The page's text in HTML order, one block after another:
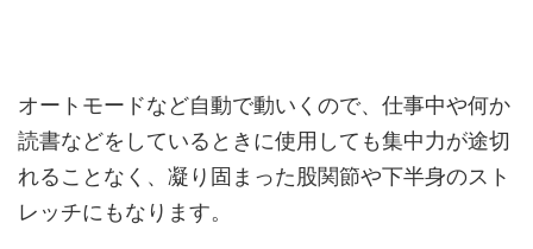
オートモードなど自動で動いくので、仕事中や何か
読書などをしているときに使用しても集中力が途切
れることなく、凝り固まった股関節や下半身のスト
レッチにもなります。